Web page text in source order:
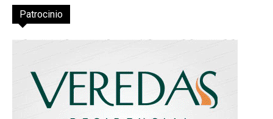
Patrocinio